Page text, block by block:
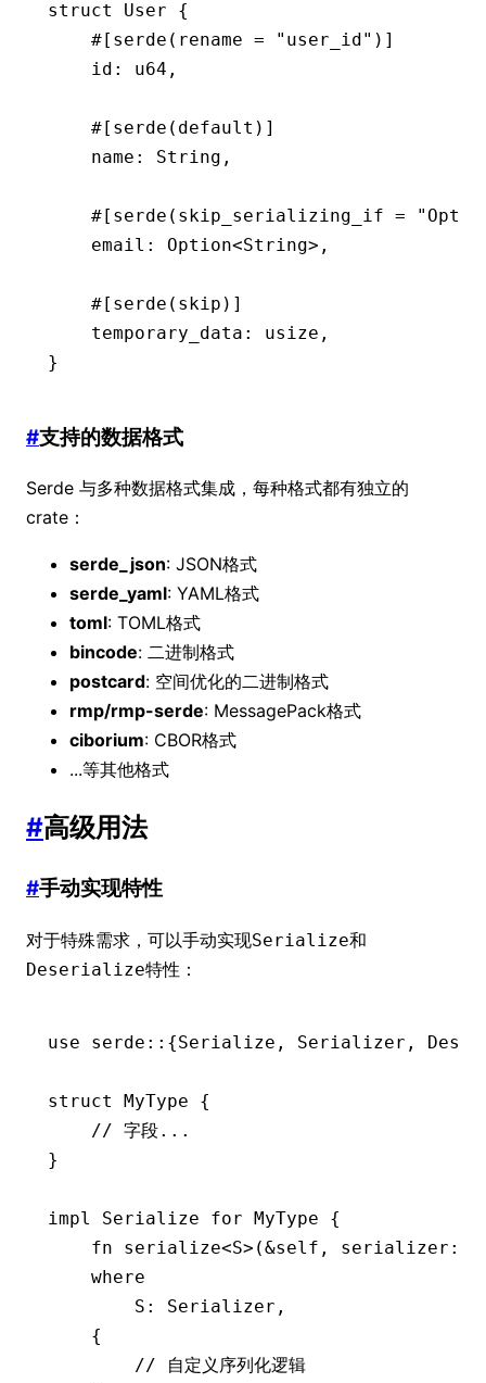
struct User {
    #[serde(rename
= "user_id" )]
    id
: u64 ,
    #[serde(default)]
    name
: String ,
    #[serde(skip_serializing_if
=
    email
: Option<String>,
    #[serde(skip)]
    temporary_data
: usize ,
}
#支持的数据格式
Serde 与多种数据格式集成，每种格式都有独立的
crate：
serde_json: JSON格式
serde_yaml: YAML格式
toml: TOML格式
bincode: 二进制格式
postcard: 空间优化的二进制格式
rmp/rmp-serde: MessagePack格式
ciborium: CBOR格式
...等其他格式
#高级用法
#手动实现特性
对于特殊需求，可以手动实现Serialize和
Deserialize特性：
use serde :: {Serialize , Serializer ,
struct MyType {
    // 字段...
}
impl Serialize for MyType {
    fn
serialize<S>(&self, serializer :
    where
        S
: Serializer ,
    {
        // 自定义序列化逻辑